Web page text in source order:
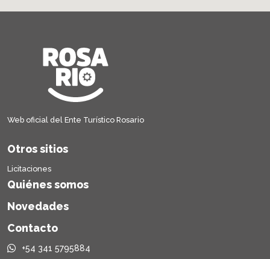
Web oficial del Ente Turístico Rosario
Otros sitios
Licitaciones
Quiénes somos
Novedades
Contacto
+54 341 5795884